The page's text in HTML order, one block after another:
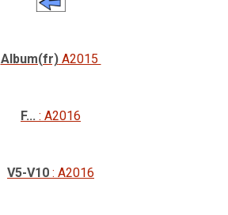
Album(fr)A2015
F... : A2016
V5-V10 : A2016